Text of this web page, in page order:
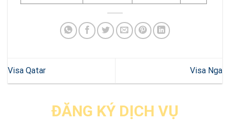
Visa Qatar Visa Nga
ĐĂNG KÝ DỊCH VỤ